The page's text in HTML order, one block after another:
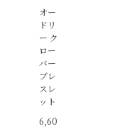
オー
ドリ
ー ク
ロー
バー
ブレ
スレ
ット
6,60